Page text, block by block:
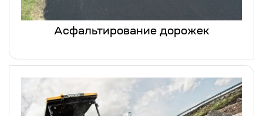
Асфальтирование дорожек